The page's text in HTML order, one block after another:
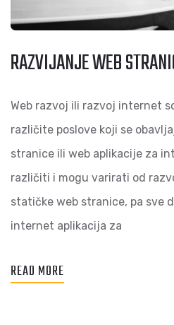
RAZVIJANJE WEB
Web razvoj ili razvoj internet
različite poslove koji se
stranice ili web aplikacije za
različiti i mogu varirati od
statičke web stranice, pa sve
internet aplikacija za
READ MORE